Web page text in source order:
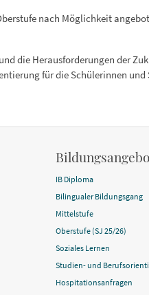
nach Möglichkeit
die Herausforderungen der
für die Schülerinnen und
IB Diploma
Bilingualer Bildungsgang
Mittelstufe
Oberstufe (SJ 25/26)
Soziales Lernen
Studien- und
Hospitationsanfragen